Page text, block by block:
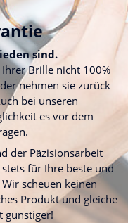
sind.
Brille nicht 100%
nehmen sie zurück
bei unseren
es vor dem
der Päzisionsarbeit
für Ihre beste und
scheuen keinen
Produkt und gleiche
günstiger!